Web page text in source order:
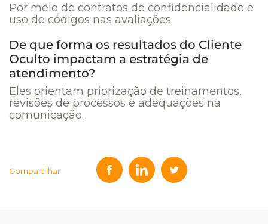
Por meio de contratos de confidencialidade e
uso de códigos nas avaliações.
De que forma os resultados do Cliente
Oculto impactam a estratégia de
atendimento?
Eles orientam priorização de treinamentos,
revisões de processos e adequações na
comunicação.
Compartilhar